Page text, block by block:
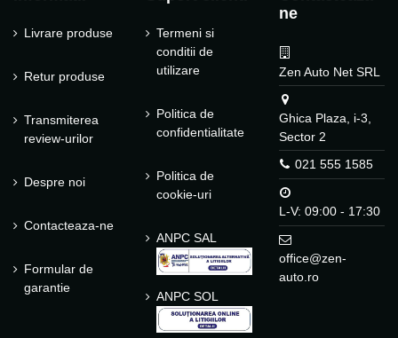
Livrare produse
Retur produse
Transmiterea
review-urilor
Despre noi
Contacteaza-ne
Formular de
garantie
Termeni si
conditii de
utilizare
Politica de
confidentialitate
Politica de
cookie-uri
ANPC SAL
ANPC SOL
ne
Zen Auto Net SRL
Ghica Plaza, i-3,
Sector 2
021 555 1585
L-V: 09:00 - 17:30
office@zen-
auto.ro